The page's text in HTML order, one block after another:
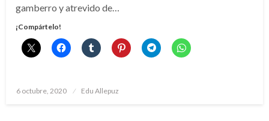
gamberro y atrevido de…
¡Compártelo!
Publicado
6 octubre, 2020 Edu Allepuz